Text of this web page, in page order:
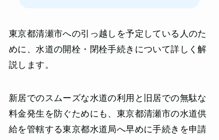
東京都清瀬市への引っ越しを予定している人のた
めに、水道の開栓・閉栓手続きについて詳しく解
説します。
新居でのスムーズな水道の利用と旧居での無駄な
料金発生を防ぐためにも、東京都清瀬市の水道供
給を管轄する東京都水道局へ早めに手続きを申請